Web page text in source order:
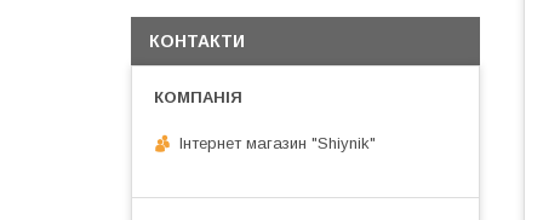
КОНТАКТИ
Інтернет магазин "Shiynik"